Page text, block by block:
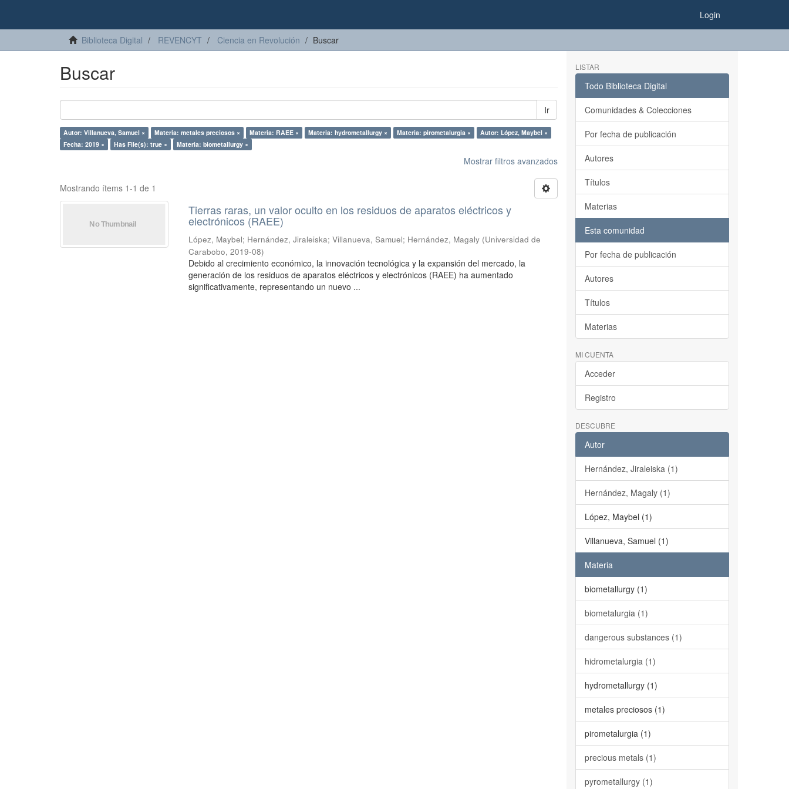
Login
Biblioteca Digital REVENCYT Ciencia en Revolución Buscar
Buscar
Ir
Autor: Villanueva, Samuel × Materia: metales preciosos × Materia: RAEE × Materia: hydrometallurgy × Materia: pirometalurgia ×
Autor: López, Maybel ×
Fecha: 2019 ×
Has File(s): true × Materia: biometallurgy ×
Mostrar filtros avanzados
Mostrando ítems 1-1 de 1
Tierras raras, un valor oculto en los residuos de aparatos eléctricos y
electrónicos (RAEE)
López, Maybel; Hernández, Jiraleiska;Villanueva, Samuel; Hernández, Magaly (Universidad de
Carabobo,2019-08)
Debido al crecimiento económico, la innovación tecnológica y la expansión del mercado, la
generación de los residuos de aparatos eléctricos y electrónicos (RAEE) ha aumentado
significativamente, representando un nuevo ...
LISTAR
Todo Biblioteca Digital
Comunidades & Colecciones
Por fecha de publicación
Autores
Títulos
Materias
Esta comunidad
Por fecha de publicación
Autores
Títulos
Materias
MI CUENTA
Acceder
Registro
DESCUBRE
Autor
Hernández, Jiraleiska (1)
Hernández, Magaly (1)
López, Maybel (1)
Villanueva, Samuel (1)
Materia
biometallurgy (1)
biometalurgia (1)
dangerous substances (1)
hidrometalurgia (1)
hydrometallurgy (1)
metales preciosos (1)
pirometalurgia (1)
precious metals (1)
pyrometallurgy (1)